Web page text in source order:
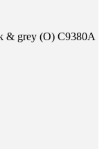
& grey (О) C9380A